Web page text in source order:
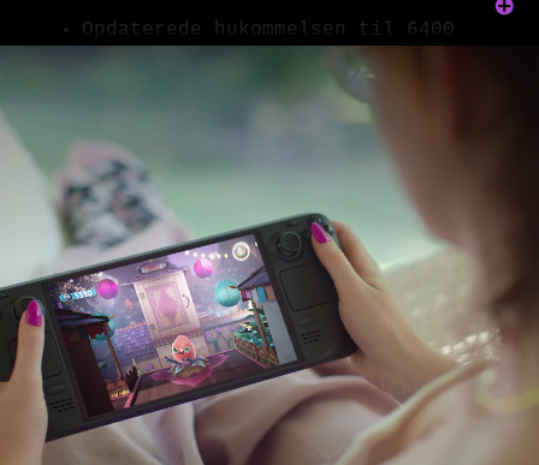
Opdaterede hukommelsen til 6400
MT/sek., hvilket forbedrer
forsinkelse og strømstyring
Øgede det termiske moduls
tykkelse og ydeevne
Øgede det aktive område til 7,4"
(fra 7,0")
Opdaterede opdateringshastigheden
til 90 Hz (fra 60 Hz)
Opdaterede maks. lysstyrke til
1000 nits